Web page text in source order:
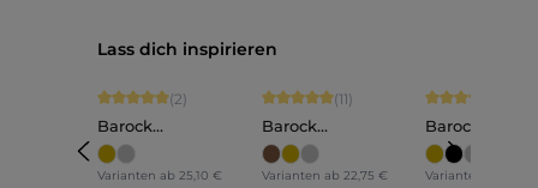
Produktgalerie überspringen
Lass dich inspirieren
Durchschnittliche Bewertung von 5 von 5 Sternen
(2)
Barock
Bilderrahmen Holz
Anna
Varianten ab 25,10 €
Durchschnittliche Bewertung von 5
(11)
Barock
Bilderrahmen Holz
Olivia
Varianten ab 22,75 €
Barock
Lilly
Varianten ab